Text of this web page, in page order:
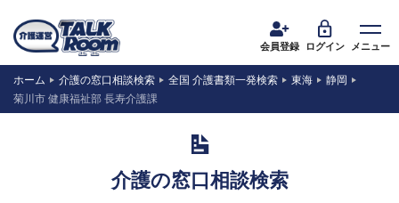
会員登録 ログイン メニュー
ホーム 介護の窓口相談検索 全国 介護書類一発検索 東海
静岡
菊川市 健康福祉部 長寿介護課
介護の窓口相談検索